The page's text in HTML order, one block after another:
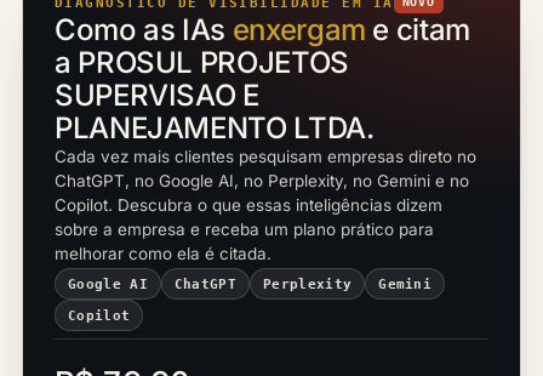
Como as IAs enxergam e citam
a PROSUL PROJETOS
SUPERVISAO E
PLANEJAMENTO LTDA.
Cada vez mais clientes pesquisam empresas direto no
ChatGPT, no Google AI, no Perplexity, no Gemini e no
Copilot. Descubra o que essas inteligências dizem
sobre a empresa e receba um plano prático para
melhorar como ela é citada.
Google AI ChatGPT Perplexity Gemini
Copilot